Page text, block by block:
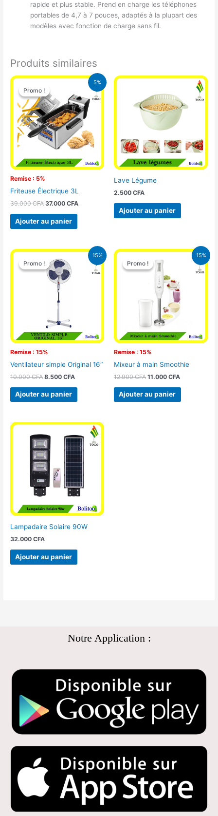
rapide et plus stable. Prend en charge les téléphones
portables de 4,7 à 7 pouces, adaptés à la plupart des
modèles avec fonction de charge sans fil.
Produits similaires
5%
Promo !
Remise : 5%
Promo !
Friteuse Électrique 3L
39.000CFA
Le
initial
était :
39.000 CFA.
37.000CFA
Le
prix
actuel
est :
37.000 CFA.
Ajouter au panier
Lave Légume
2.500 CFA
Ajouter au panier
15%
Promo !
Remise : 15%
Promo !
Ventilateur simple Original 16″
10.000CFA
Le
prix
initial
était :
10.000 CFA.
8.500CFA
Le
Ajouter au panier
15%
Promo !
Remise : 15%
Promo !
Mixeur à main Smoothie
12.900CFA
Le
prix
initial
était :
12.900 CFA.
11.000 CFA
Le
Ajouter au panier
Lampadaire Solaire 90W
32.000CFA
Ajouter au panier
Notre Application :